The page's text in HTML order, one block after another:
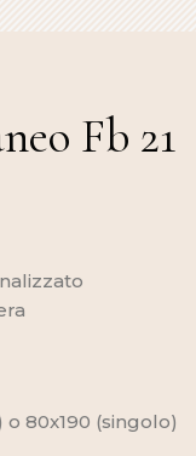
Fb 21
80x190 (singolo)